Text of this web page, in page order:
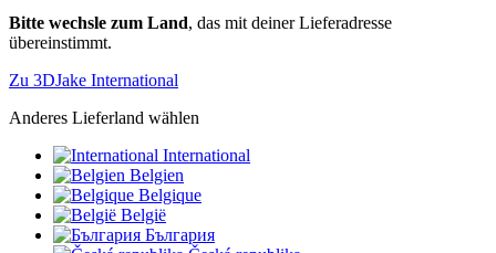
Bitte wechsle zum Land, das mit deiner Lieferadresse
übereinstimmt.
Zu 3DJake International
Anderes Lieferland wählen
International
Belgien
Belgique
België
България